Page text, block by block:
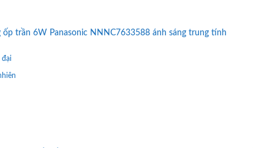
ốp trần 6W Panasonic NNNC7633588 ánh sáng trung tính
đại